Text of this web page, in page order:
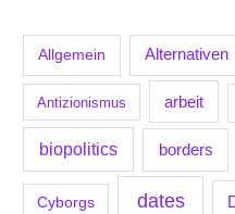
Allgemein Alternativen
Antizionismus arbeit
biopolitics borders
Cyborgs dates